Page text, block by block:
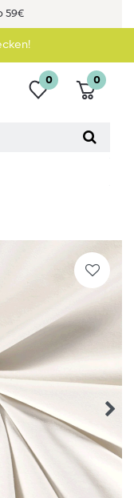
59€
0 0